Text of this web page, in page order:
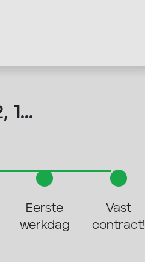
1...
Eerste
werkdag
Vast
contract!